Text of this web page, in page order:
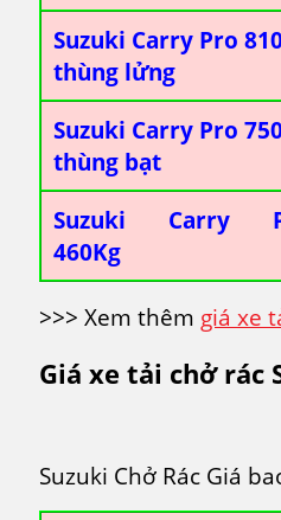
Suzuki Carry Pro
thùng lửng
Suzuki Carry Pro
thùng bạt
Suzuki Carry
460Kg
>>> Xem thêm giá xe
Giá xe tải chở rác
Suzuki Chở Rác Giá